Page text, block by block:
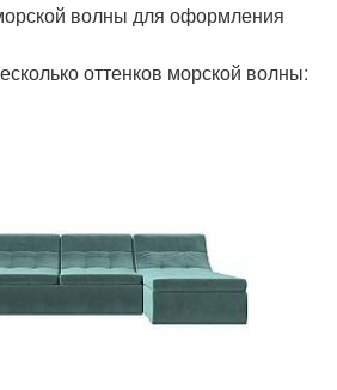
волны для оформления
оттенков морской волны: